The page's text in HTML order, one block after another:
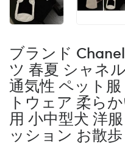
ブランド
ツ 春夏 シャネ
通気性 ペット
トウェア 柔ら
用 小中型犬 洋
ッション お散